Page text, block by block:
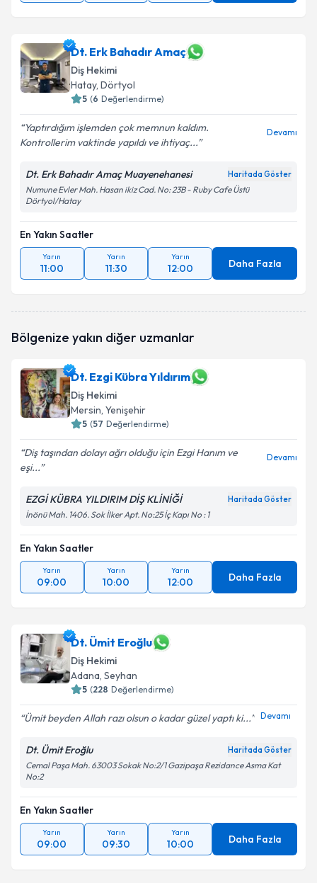
Dt. Erk Bahadır Amaç
Diş Hekimi
Hatay, Dörtyol
5 (6 Değerlendirme)
Yaptırdığım işlemden çok memnun kaldım.
Kontrollerim vaktinde yapıldı ve ihtiyaç...
Devamı
Dt. Erk Bahadır Amaç Muayenehanesi Haritada Göster
Numune Evler Mah. Hasan ikiz Cad. No: 23B - Ruby Cafe Üstü
Dörtyol/Hatay
En Yakın Saatler
Yarın
11:00
Yarın
11:30
Yarın
12:00 Daha Fazla
Bölgenize yakın diğer uzmanlar
Dt. Ezgi Kübra Yıldırım
Diş Hekimi
Mersin, Yenişehir
5 (57 Değerlendirme)
Diş taşından dolayı ağrı olduğu için Ezgi Hanım ve
eşi...
Devamı
EZGİ KÜBRA YILDIRIM DİŞ KLİNİĞİ Haritada Göster
İnönü Mah. 1406. Sok İlker Apt. No:25 İç Kapı No : 1
En Yakın Saatler
Yarın
09:00
Yarın
10:00
Yarın
12:00 Daha Fazla
Dt. Ümit Eroğlu
Diş Hekimi
Adana, Seyhan
5 (228 Değerlendirme)
Ümit beyden Allah razı olsun o kadar güzel yaptı ki... Devamı
Dt. Ümit Eroğlu Haritada Göster
Cemal Paşa Mah. 63003 Sokak No:2/1 Gazipaşa Rezidance Asma Kat
No:2
En Yakın Saatler
Yarın
09:00
Yarın
09:30
Yarın
10:00 Daha Fazla